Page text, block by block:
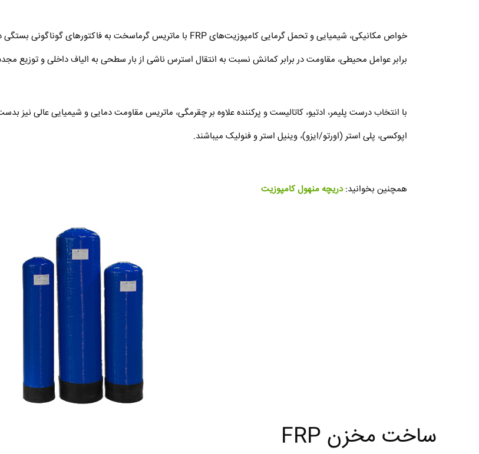
خواص مکانیکی، شیمیایی و تحمل گرمایی کامپوزیت‌های FRP با ماتریس گرماسخت به فاکتورهای گوناگونی بستگی دارد. این ماتریس‌ها با مقاومت الیاف موجود در
برابر عوامل محیطی، مقاومت در برابر کمانش نسبت به انتقال استرس ناشی از بار سطحی به الیاف داخلی و
با انتخاب درست پلیمر، ادتیو، کاتالیست و پرکننده علاوه بر چقرمگی، ماتریس مقاومت دمایی و شیمیایی عالی
اپوکسی، پلی استر (اورتو/ایزو)، وینیل استر و فنولیک میباشند.
همچنین بخوانید:دریچه منهول کامپوزیت
ساخت مخزن FRP